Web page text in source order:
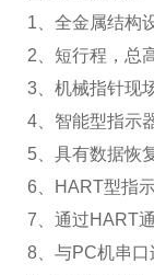
1、全金属结构
2、短行程，总
3、机械指针现
4、智能型指示
5、具有数据恢
6、HART型指
7、通过HART
8、与PC机串